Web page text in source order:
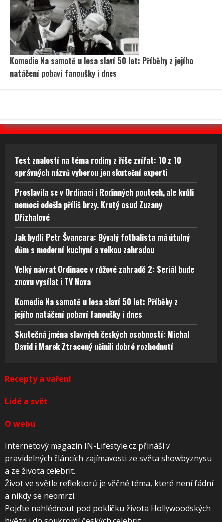
Komedie Na samotě u lesa slaví 50 let: Příběhy z jejího
natáčení pobaví fanoušky i dnes
Test znalostí na téma rodiny z říše zvířat: 10 z 10
správných názvů vyberou jen skuteční experti
Proslavila se v Ordinaci i Rodinných poutech, ale kvůli
nemoci odešla příliš brzy. Krutý osud Zuzany
Dřízhalové
Jak bydlí Petr Švancara: Bývalý fotbalista má útulný
dům s moderní kuchyní a velkou zahradou
Velký návrat Ordinace v růžové zahradě 2: Seriál bude
znovu vysílat i TV Nova
Komedie Na samotě u lesa slaví 50 let: Příběhy z
jejího natáčení pobaví fanoušky i dnes
Skutečná jména slavných českých osobností: Michal
David i Marek Ztracený učinili dobré rozhodnutí
Recepty a vaření
Lidé a svět
O webu
Internetový magazín IN-Lifestyle.cz přináší v
pravidelných článcích zajímavosti ze světa showbyznysu
a ze života celebrit.
Život ve světle reflektorů je věčné téma, které není fádní
a nikdy se neomrzí.
Pojďte nahlédnout pod pokličku života Hollywoodských